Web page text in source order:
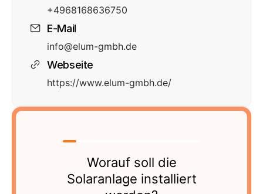
+4968168636750
E-Mail
info@elum-gmbh.de
Webseite
https://www.elum-gmbh.de/
Worauf soll die
Solaranlage installiert